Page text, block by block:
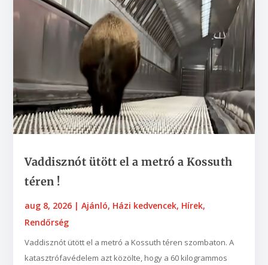
Vaddisznót ütött el a metró a Kossuth
téren !
aug 8, 2026 |Ajánló, Házi kedvencek, Hírek,
Rendőrség
Vaddisznót ütött el a metró a Kossuth téren szombaton. A
katasztrófavédelem azt közölte, hogy a 60 kilogrammos